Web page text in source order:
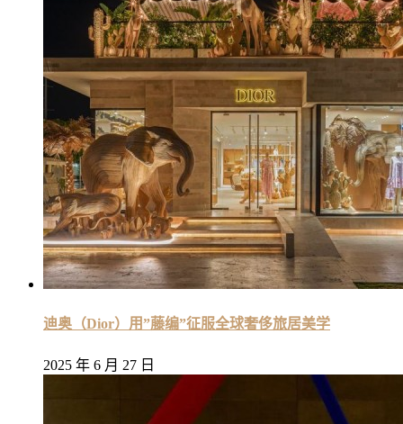
迪奥（Dior）用”藤编”征服全球奢侈旅居美学
2025 年 6 月 27 日